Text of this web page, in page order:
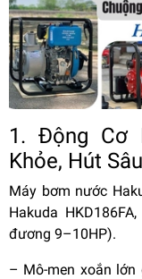
1. Động Cơ
Khỏe, Hút
Máy bơm nước
Hakuda
đương 9–10HP).
– Mô-men xoắn